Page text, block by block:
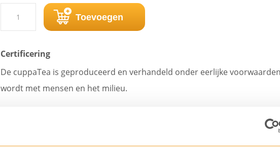
English
Blend
(25
zk.)
Toevoegen
Certificering
De cuppaTea is geproduceerd en verhandeld onder eerlijke
wordt met mensen en het milieu.